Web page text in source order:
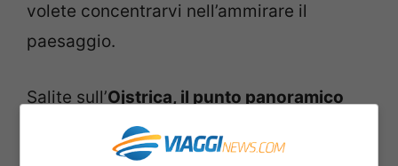
volete concentrarvi nell’ammirare il
paesaggio.
Salite sull’Ojstrica, il punto panoramico
dalla tipica forma appuntita. Qui si
trova una panca dove potrete riposarvi, e